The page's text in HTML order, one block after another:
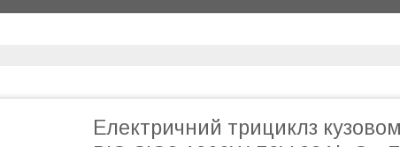
Електричний трициклз